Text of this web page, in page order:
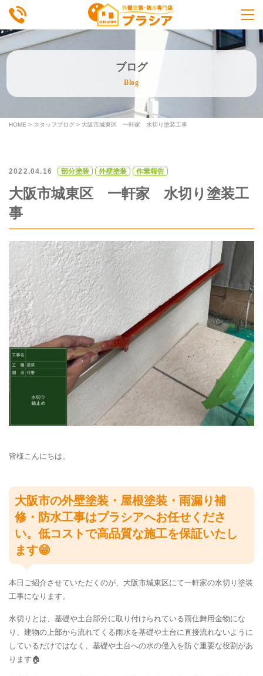
ブログ
Blog
HOME > スタッフブログ > 大阪市城東区 一軒家 水切り塗装工事
2022.04.16 部分塗装 外壁塗装 作業報告
大阪市城東区 一軒家 水切り塗装工
事
皆様こんにちは。
大阪市の外壁塗装・屋根塗装・雨漏り補
修・防水工事はプラシアへお任せくださ
い。低コストで高品質な施工を保証いたし
ます😁
本日ご紹介させていただくのが、大阪市城東区にて一軒家の水切り塗装
工事になります。
水切りとは、基礎や土台部分に取り付けられている雨仕舞用金物にな
り、建物の上部から流れてくる雨水を基礎や土台に直接流れないように
しているだけではなく、基礎や土台への水の侵入を防ぐ重要な役割があ
ります🏠